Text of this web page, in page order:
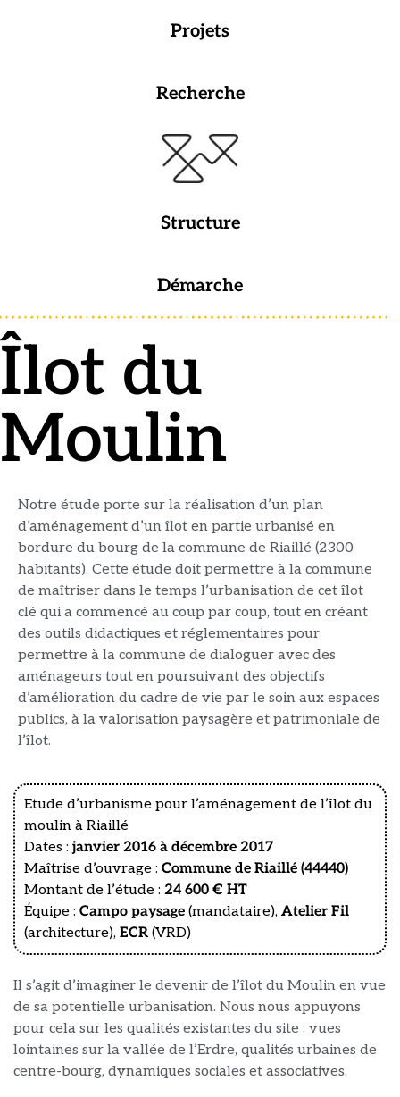
Projets
Recherche
Structure
Démarche
Îlot du
Moulin
Notre étude porte sur la réalisation d’un plan
d’aménagement d’un îlot en partie urbanisé en
bordure du bourg de la commune de Riaillé (2300
habitants). Cette étude doit permettre à la commune
de maîtriser dans le temps l’urbanisation de cet îlot
clé qui a commencé au coup par coup, tout en créant
des outils didactiques et réglementaires pour
permettre à la commune de dialoguer avec des
aménageurs tout en poursuivant des objectifs
d’amélioration du cadre de vie par le soin aux espaces
publics, à la valorisation paysagère et patrimoniale de
l’îlot.
Etude d’urbanisme pour l’aménagement de l’îlot du
moulin à Riaillé
Dates : janvier 2016 à décembre 2017
Maîtrise d’ouvrage : Commune de Riaillé (44440)
Montant de l’étude : 24 600 € HT
Équipe : Campo paysage (mandataire), Atelier Fil
(architecture), ECR (VRD)
Il s’agit d’imaginer le devenir de l’îlot du Moulin en vue
de sa potentielle urbanisation. Nous nous appuyons
pour cela sur les qualités existantes du site : vues
lointaines sur la vallée de l’Erdre, qualités urbaines de
centre-bourg, dynamiques sociales et associatives.